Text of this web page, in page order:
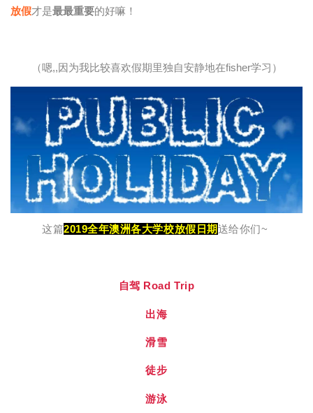
放假才是最最重要的好嘛！
（嗯,,因为我比较喜欢假期里独自安静地在fisher学习）
这篇2019全年澳洲各大学校放假日期送给你们~
自驾 Road Trip
出海
滑雪
徒步
游泳